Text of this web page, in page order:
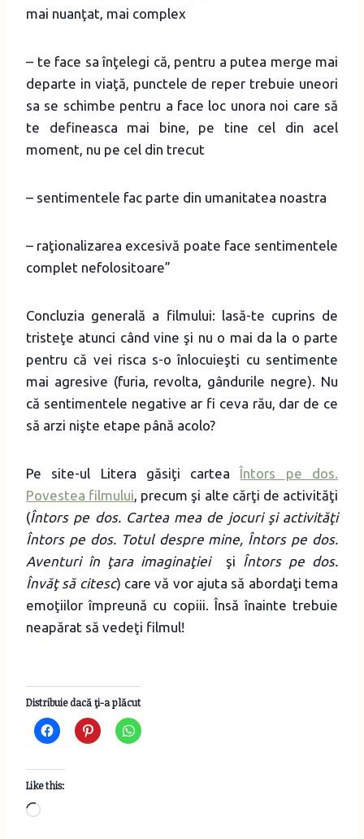
mai nuanţat, mai complex
– te face sa înţelegi că, pentru a putea merge mai
departe in viaţă, punctele de reper trebuie uneori
sa se schimbe pentru a face loc unora noi care să
te defineasca mai bine, pe tine cel din acel
moment, nu pe cel din trecut
– sentimentele fac parte din umanitatea noastra
– raţionalizarea excesivă poate face sentimentele
complet nefolositoare”
Concluzia generală a filmului: lasă-te cuprins de
tristeţe atunci când vine şi nu o mai da la o parte
pentru că vei risca s-o înlocuieşti cu sentimente
mai agresive (furia, revolta, gândurile negre). Nu
că sentimentele negative ar fi ceva rău, dar de ce
să arzi nişte etape până acolo?
Pe site-ul Litera găsiţi carteaÎntors pe dos.
Povestea filmului, precum şi alte cărţi de activităţi
(Întors pe dos. Cartea mea de jocuri şi activităţi
Întors pe dos. Totul despre mine, Întors pe dos.
Aventuri în ţara imaginaţiei
şi Întors pe dos.
Învăţ să citesc) care vă vor ajuta să abordaţi tema
emoţiilor împreună cu copiii. Însă înainte trebuie
neapărat să vedeţi filmul!
Distribuie dacă ţi-a plăcut
Like this:
L